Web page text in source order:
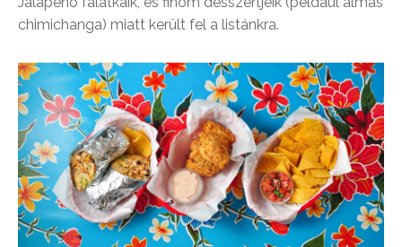
chimichanga) miatt került fel a listánkra.